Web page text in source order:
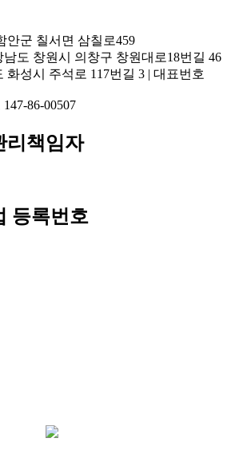
안군 칠서면 삼칠로459
남도 창원시 의창구 창원대로18번길 46
화성시 주석로 117번길 3 | 대표번호
147-86-00507
리책임자
등록번호